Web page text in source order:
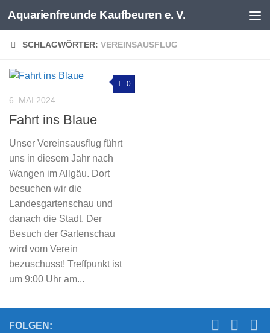
Zum Inhalt springen
Aquarienfreunde Kaufbeuren e. V.
SCHLAGWÖRTER: VEREINSAUSFLUG
0
6. MAI 2024
Fahrt ins Blaue
Unser Vereinsausflug führt
uns in diesem Jahr nach
Wangen im Allgäu. Dort
besuchen wir die
Landesgartenschau und
danach die Stadt. Der
Besuch der Gartenschau
wird vom Verein
bezuschusst! Treffpunkt ist
um 9:00 Uhr am...
FOLGEN: